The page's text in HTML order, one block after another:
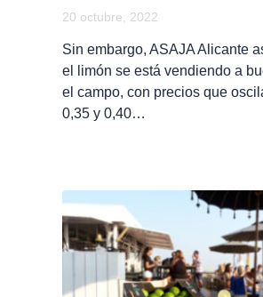
20 octubre, 2022
Sin embargo, ASAJA Alicante
el limón se está vendiendo a
el campo, con precios que
0,35 y 0,40…